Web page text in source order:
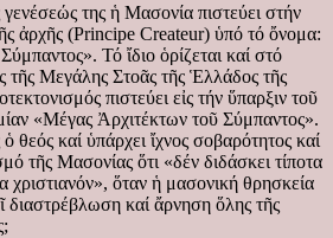
της ἡ Μασονία πιστεύει στήν
ἀρχῆς (Principe Createur) ὑπό τό ὄνομα:
Τό ἴδιο ὁρίζεται καί στό
τῆς Μεγάλης Στοᾶς τῆς Ἑλλάδος τῆς
πιστεύει εἰς τήν ὕπαρξιν τοῦ
«Μέγας Ἀρχιτέκτων τοῦ Σύμπαντος».
θεός καί ὑπάρχει ἴχνος σοβαρότητος καί
τῆς Μασονίας ὅτι «δέν διδάσκει τίποτα
χριστιανόν», ὅταν ἡ μασονική θρησκεία
διαστρέβλωση καί ἄρνηση ὅλης τῆς